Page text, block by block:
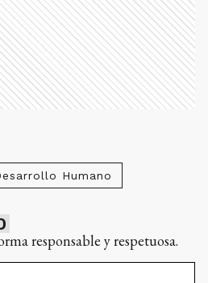
Humano
responsable y respetuosa.